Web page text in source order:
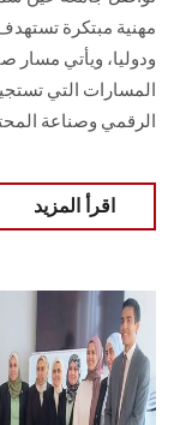
مهنية مبتكرة
ودوليا، ويأتي مسار
المسارات التي
الرقمي وصناعة
اقرأ المزيد